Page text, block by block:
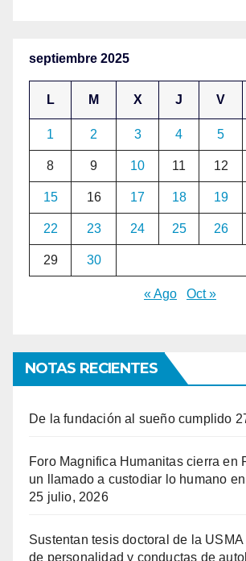
septiembre 2025
L M X J V
1 2 3 4 5
8 9 10 11 12
15 16 17 18 19
22 23 24 25 26
29 30
« Ago Oct »
NOTAS RECIENTES
De la fundación al sueño cumplido
Foro Magnifica Humanitas cierra en
un llamado a custodiar lo humano
25 julio, 2026
Sustentan tesis doctoral de la
de personalidad y conductas de